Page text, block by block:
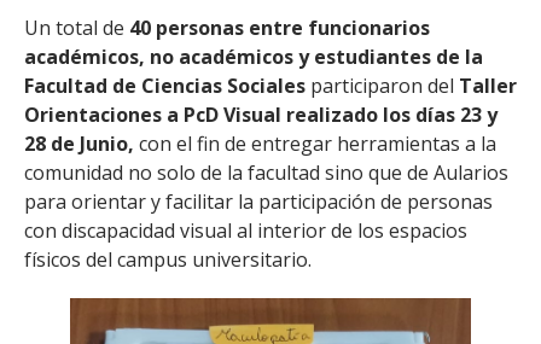
Un total de 40 personas entre funcionarios
académicos, no académicos y estudiantes de la
Facultad de Ciencias Sociales participaron del Taller
Orientaciones a PcD Visual realizado los días 23 y
28 de Junio, con el fin de entregar herramientas a la
comunidad no solo de la facultad sino que de Aularios
para orientar y facilitar la participación de personas
con discapacidad visual al interior de los espacios
físicos del campus universitario.